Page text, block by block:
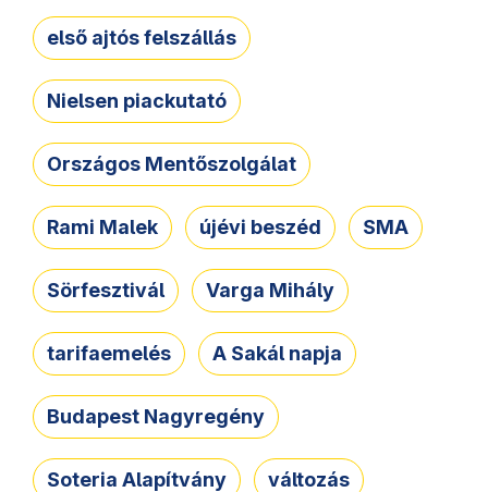
első ajtós felszállás
Nielsen piackutató
Országos Mentőszolgálat
Rami Malek újévi beszéd SMA
Sörfesztivál Varga Mihály
tarifaemelés A Sakál napja
Budapest Nagyregény
Soteria Alapítvány változás